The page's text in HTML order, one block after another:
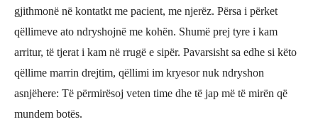
gjithmonë në kontatkt me pacient, me njerëz. Përsa i përket
qëllimeve ato ndryshojnë me kohën. Shumë prej tyre i kam
arritur, të tjerat i kam në rrugë e sipër. Pavarsisht sa edhe si këto
qëllime marrin drejtim, qëllimi im kryesor nuk ndryshon
asnjëhere: Të përmirësoj veten time dhe të jap më të mirën që
mundem botës.